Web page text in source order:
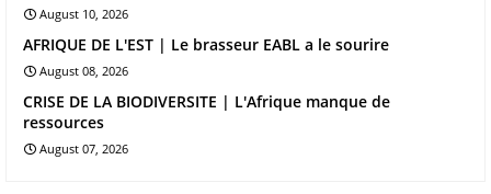
August 10, 2026
AFRIQUE DE L'EST | Le brasseur EABL a le sourire
August 08, 2026
CRISE DE LA BIODIVERSITE | L'Afrique manque de
ressources
August 07, 2026